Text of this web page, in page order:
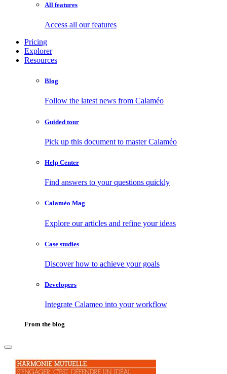
All features
Access all our features
Pricing
Explorer
Resources
Blog
Follow the latest news from Calaméo
Guided tour
Pick up this document to master Calaméo
Help Center
Find answers to your questions quickly
Calaméo Mag
Explore our articles and refine your ideas
Case studies
Discover how to achieve your goals
Developers
Integrate Calameo into your workflow
From the blog